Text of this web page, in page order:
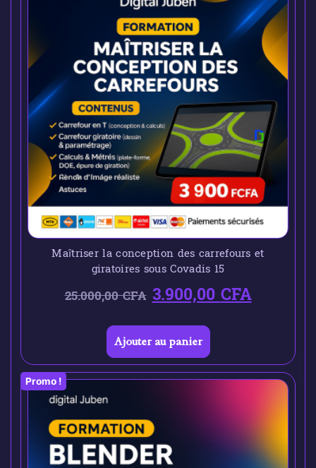
Maîtriser la conception des carrefours et
giratoires sous Covadis 15
25.000,00CFA 3.900,00CFA
Ajouter au panier
Promo !